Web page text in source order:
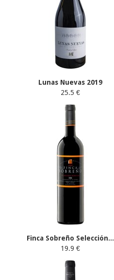
Lunas Nuevas 2019
25.5 €
Finca Sobreño Selección...
19.9 €